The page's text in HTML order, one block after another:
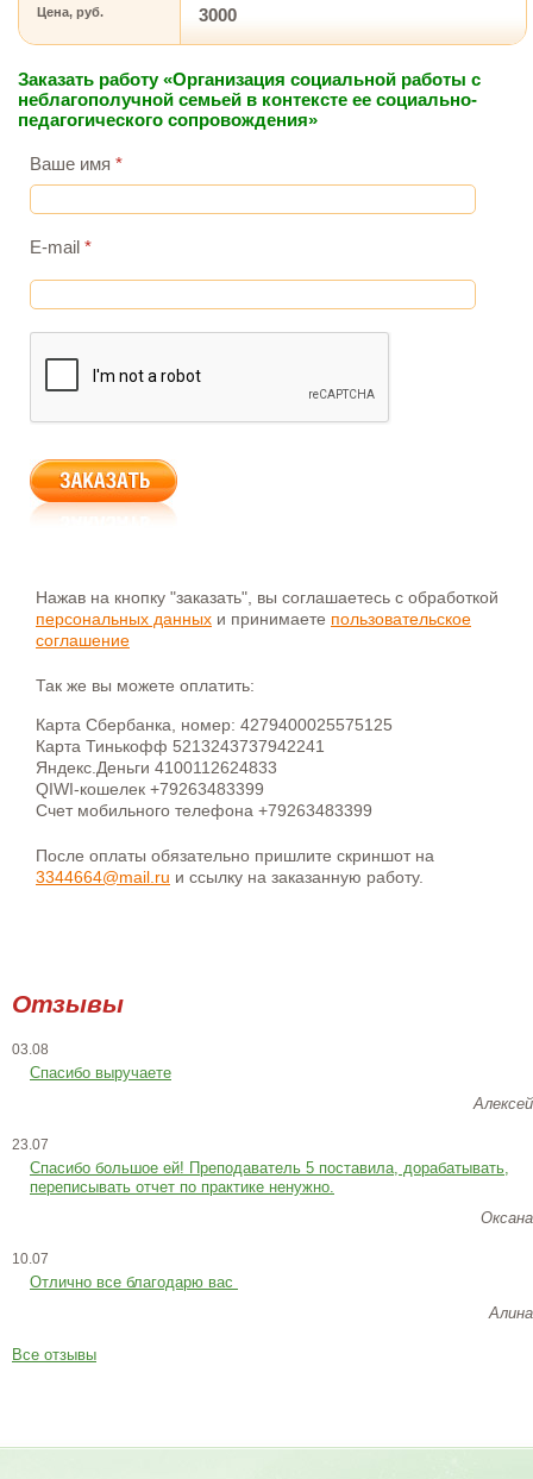
Цена, руб. 3000
Заказать работу «Организация социальной работы с
неблагополучной семьей в контексте ее социально-
педагогического сопровождения»
Ваше имя *
E-mail *
Нажав на кнопку "заказать", вы соглашаетесь с обработкой
персональных данных и принимаете пользовательское
соглашение
Так же вы можете оплатить:
Карта Сбербанка, номер: 4279400025575125
Карта Тинькофф 5213243737942241
Яндекс.Деньги 4100112624833
QIWI-кошелек +79263483399
Счет мобильного телефона +79263483399
После оплаты обязательно пришлите скриншот на
3344664@mail.ru и ссылку на заказанную работу.
Отзывы
03.08
Спасибо выручаете
Алексей
23.07
Cпасибо большое ей! Преподаватель 5 поставила, дорабатывать,
переписывать отчет по практике ненужно.
Оксана
10.07
Отлично все благодарю вас
Алина
Все отзывы